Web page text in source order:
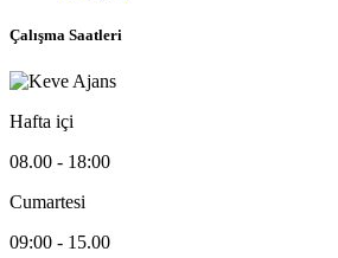
Çalışma Saatleri
Hafta içi
08.00 - 18:00
Cumartesi
09:00 - 15.00